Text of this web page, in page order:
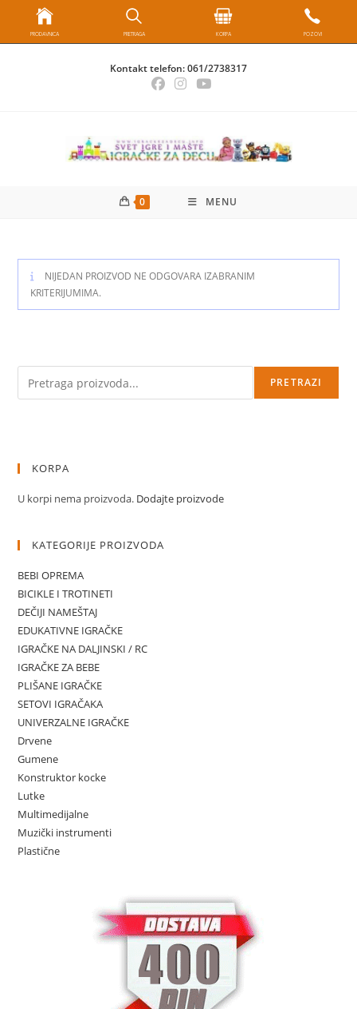
Kontakt telefon:061/2738317
0 MENU
NIJEDAN PROIZVOD NE ODGOVARA IZABRANIM
KRITERIJUMIMA.
PRETRAZI
KORPA
U korpi nema proizvoda. Dodajte proizvode
KATEGORIJE PROIZVODA
BEBI OPREMA
BICIKLE I TROTINETI
DEČIJI NAMEŠTAJ
EDUKATIVNE IGRAČKE
IGRAČKE NA DALJINSKI / RC
IGRAČKE ZA BEBE
PLIŠANE IGRAČKE
SETOVI IGRAČAKA
UNIVERZALNE IGRAČKE
Drvene
Gumene
Konstruktor kocke
Lutke
Multimedijalne
Muzički instrumenti
Plastične
PRODAVNICA PRETRAGA KORPA POZOVI